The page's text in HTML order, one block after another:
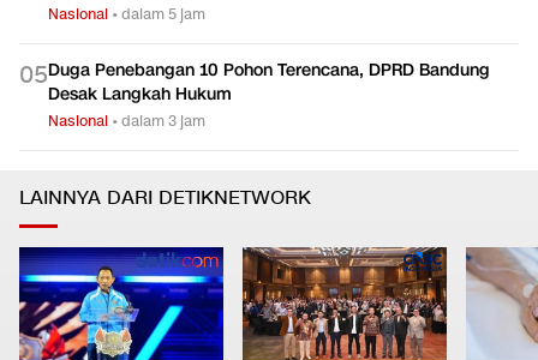
Nasional •dalam 5 jam
05Duga Penebangan 10 Pohon Terencana, DPRD Bandung
Desak Langkah Hukum
Nasional •dalam 3 jam
LAINNYA DARI DETIKNETWORK